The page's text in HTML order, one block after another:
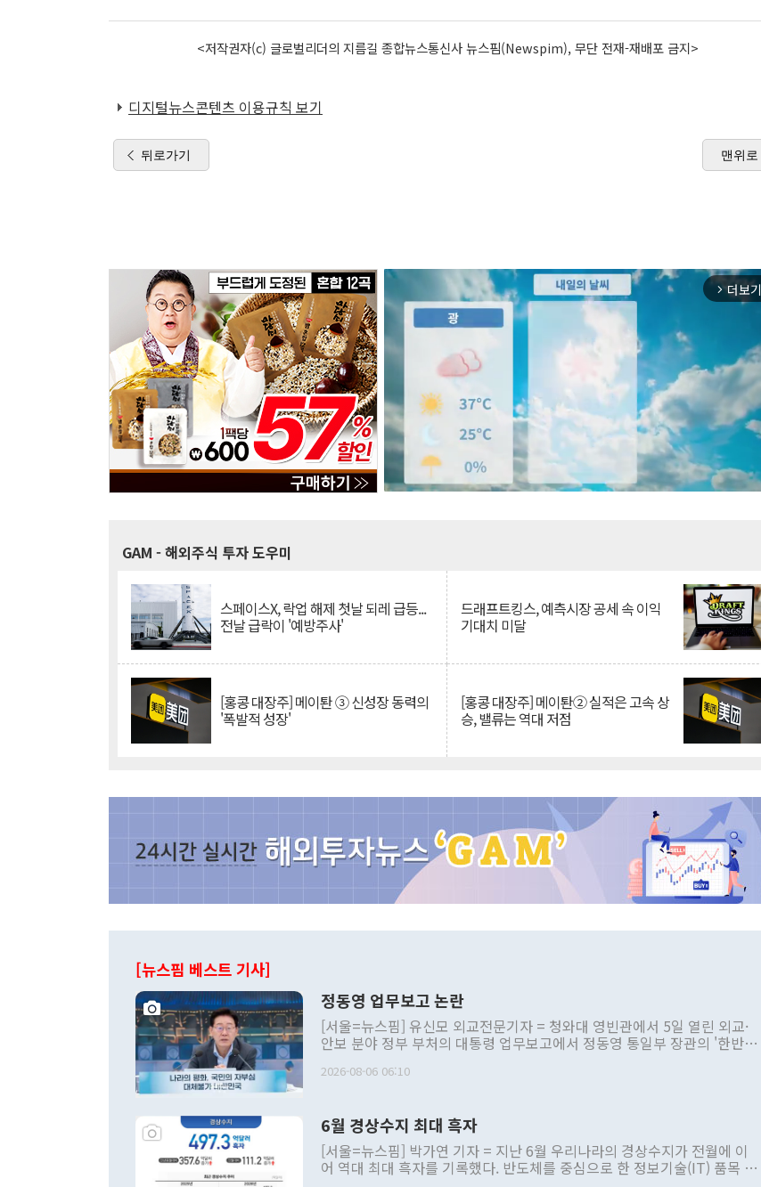
<저작권자(c) 글로벌리더의 지름길 종합뉴스통신사 뉴스핌(Newspim), 무단 전재-재배포 금지>
디지털뉴스콘텐츠 이용규칙 보기
뒤로가기 맨위로
arrow_forward_ios 더보기
GAM - 해외주식 투자 도우미
스페이스X, 락업 해제 첫날 되레 급등...
전날 급락이 '예방주사'
드래프트킹스, 예측시장 공세 속 이익
기대치 미달
[홍콩 대장주] 메이퇀 ③ 신성장 동력의
'폭발적 성장'
[홍콩 대장주] 메이퇀② 실적은 고속 상
승, 밸류는 역대 저점
[뉴스핌 베스트 기사]
정동영 업무보고 논란
[서울=뉴스핌] 유신모 외교전문기자 = 청와대 영빈관에서 5일 열린 외교·
안보 분야 정부 부처의 대통령 업무보고에서 정동영 통일부 장관의 '한반도
발언 중에는 정부 내 조율을 거치지 않은 사안을 정책으로 추진하겠다고 공
주의적 희망에 근거한 비현실적 구상'이라는 비판을 내놨다. 그동안 정 장
관의 대북 정책 관련 발언이 물의를 빚은 적은 여러 번 있지만 대통령과 유
관 부처 장관이 공개적으로 부정적 입장을 표명한 것은 이례적이다. 정 장
관의 무리한 대북 접근법과 월권을 제어해야 한다는 목소리도 높아지고 있
2026-08-06 06:10
6월 경상수지 최대 흑자
[서울=뉴스핌] 박가연 기자 = 지난 6월 우리나라의 경상수지가 전월에 이
어 역대 최대 흑자를 기록했다. 반도체를 중심으로 한 정보기술(IT) 품목 수